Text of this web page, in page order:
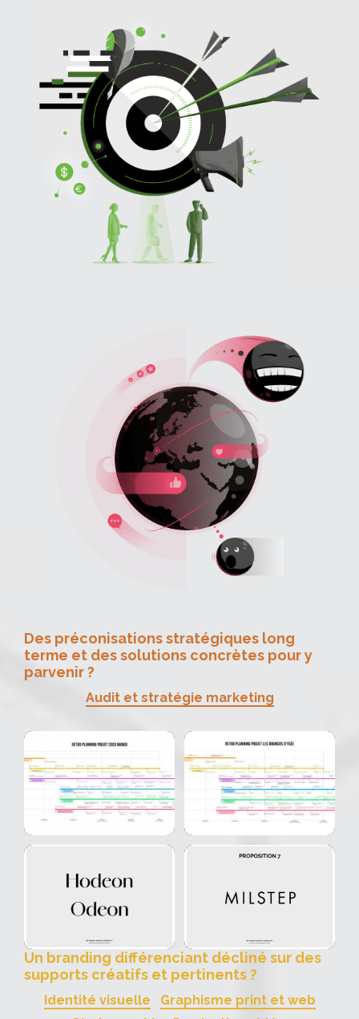
Des préconisations stratégiques long
terme et des solutions concrètes pour y
parvenir ?
Audit et stratégie marketing
Un branding différenciant décliné sur des
supports créatifs et pertinents ?
Identité visuelle
Graphisme print et web